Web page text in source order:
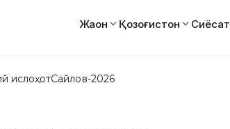
Жаҳон Қозоғистон Сиёсат
ислоҳотСайлов-2026